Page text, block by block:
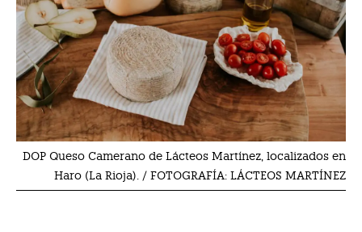
DOP Queso Camerano de Lácteos Martínez, localizados en
Haro (La Rioja). / FOTOGRAFÍA: LÁCTEOS MARTÍNEZ